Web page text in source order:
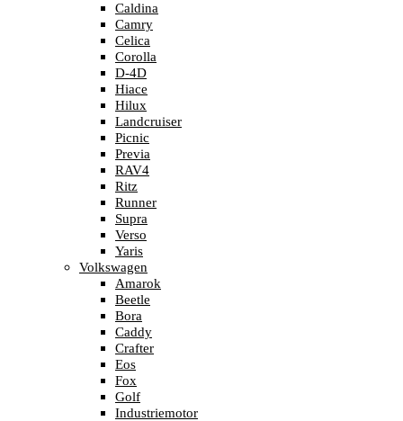
Caldina
Camry
Celica
Corolla
D-4D
Hiace
Hilux
Landcruiser
Picnic
Previa
RAV4
Ritz
Runner
Supra
Verso
Yaris
Volkswagen
Amarok
Beetle
Bora
Caddy
Crafter
Eos
Fox
Golf
Industriemotor